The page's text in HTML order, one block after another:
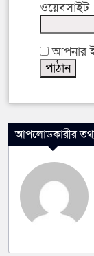
ওয়েবসাইট
আপনার
আপলোডকারীর